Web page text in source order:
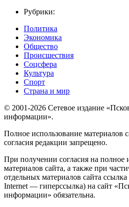
Рубрики:
Политика
Экономика
Общество
Происшествия
Соцсфера
Культура
Спорт
Страна и мир
© 2001-2026 Сетевое издание
информации».
Полное использование материалов
согласия редакции запрещено.
При получении согласия на полное
материалов сайта, а также при
отдельных материалов сайта
Internet — гиперссылка) на сайт
информации» обязательна.